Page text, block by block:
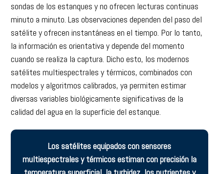
sondas de los estanques y no ofrecen lecturas continuas
minuto a minuto. Las observaciones dependen del paso del
satélite y ofrecen instantáneas en el tiempo. Por lo tanto,
la información es orientativa y depende del momento
cuando se realiza la captura. Dicho esto, los modernos
satélites multiespectrales y térmicos, combinados con
modelos y algoritmos calibrados, ya permiten estimar
diversas variables biológicamente significativas de la
calidad del agua en la superficie del estanque.
Los satélites equipados con sensores
multiespectrales y térmicos estiman con precisión la